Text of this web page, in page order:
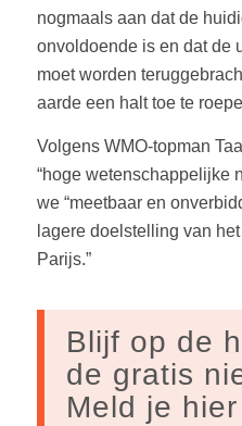
nogmaals aan dat de
onvoldoende is en dat de
moet worden
aarde een halt toe te
Volgens WMO-topman
“hoge wetenschappelijke
we “meetbaar en
lagere doelstelling van
Parijs.”
Blijf op de
de gratis
Meld je